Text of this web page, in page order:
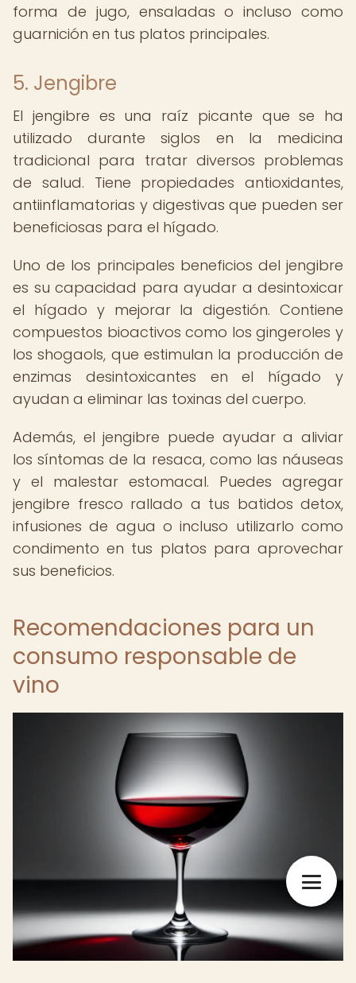
forma de jugo, ensaladas o incluso como
guarnición en tus platos principales.
5. Jengibre
El jengibre es una raíz picante que se ha
utilizado durante siglos en la medicina
tradicional para tratar diversos problemas
de salud. Tiene propiedades antioxidantes,
antiinflamatorias y digestivas que pueden ser
beneficiosas para el hígado.
Uno de los principales beneficios del jengibre
es su capacidad para ayudar a desintoxicar
el hígado y mejorar la digestión. Contiene
compuestos bioactivos como los gingeroles y
los shogaols, que estimulan la producción de
enzimas desintoxicantes en el hígado y
ayudan a eliminar las toxinas del cuerpo.
Además, el jengibre puede ayudar a aliviar
los síntomas de la resaca, como las náuseas
y el malestar estomacal. Puedes agregar
jengibre fresco rallado a tus batidos detox,
infusiones de agua o incluso utilizarlo como
condimento en tus platos para aprovechar
sus beneficios.
Recomendaciones para un
consumo responsable de
vino